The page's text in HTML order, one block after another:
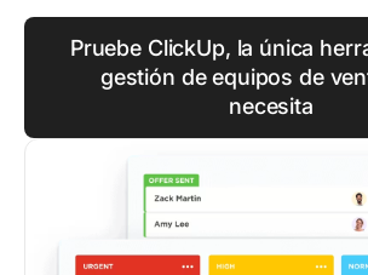
Pruebe ClickUp, la única
gestión de equipos de
necesita